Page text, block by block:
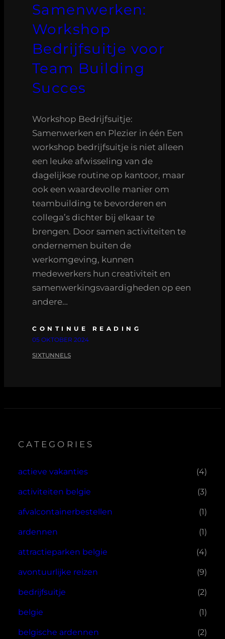
Samenwerken:
Workshop
Bedrijfsuitje voor
Team Building
Succes
Workshop Bedrijfsuitje:
Samenwerken en Plezier in één Een
workshop bedrijfsuitje is niet alleen
een leuke afwisseling van de
dagelijkse routine op kantoor, maar
ook een waardevolle manier om
teambuilding te bevorderen en
collega’s dichter bij elkaar te
brengen. Door samen activiteiten te
ondernemen buiten de
werkomgeving, kunnen
medewerkers hun creativiteit en
samenwerkingsvaardigheden op een
andere…
CONTINUE READING
05 OKTOBER 2024
SIXTUNNELS
CATEGORIES
actieve vakanties (4)
activiteiten belgie (3)
afvalcontainerbestellen (1)
ardennen (1)
attractieparken belgie (4)
avontuurlijke reizen (9)
bedrijfsuitje (2)
belgie (1)
belgische ardennen (2)